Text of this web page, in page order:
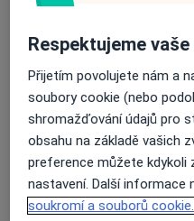
Dostupnost
Co mám v takové
Způsoby platby
Na teto adrese lékař
Detaily
Respektujeme
Přijetím povolujete nám a
soubory cookie (nebo
shromažďování údajů pro
obsahu na základě vašich
preference můžete
nastavení. Další informace
soukromí a souborů cookie.